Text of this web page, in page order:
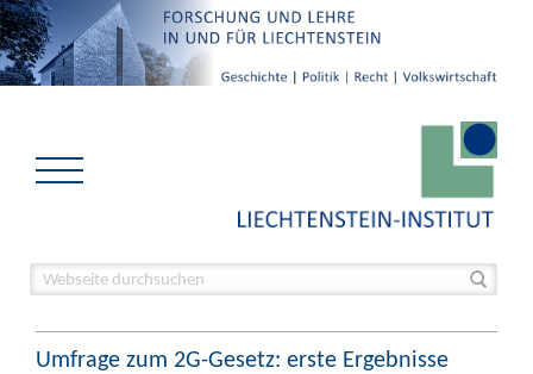
Umfrage zum 2G-Gesetz: erste Ergebnisse